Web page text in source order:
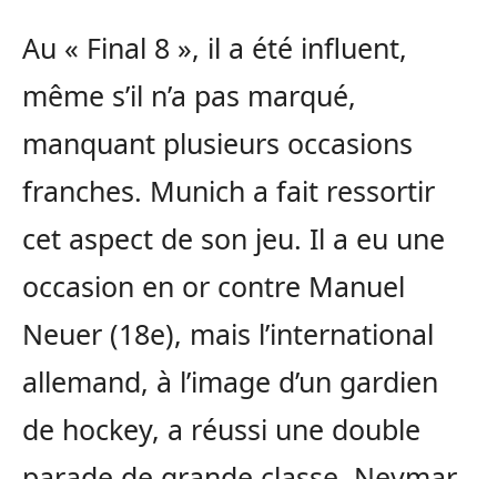
Au « Final 8 », il a été influent,
même s’il n’a pas marqué,
manquant plusieurs occasions
franches. Munich a fait ressortir
cet aspect de son jeu. Il a eu une
occasion en or contre Manuel
Neuer (18e), mais l’international
allemand, à l’image d’un gardien
de hockey, a réussi une double